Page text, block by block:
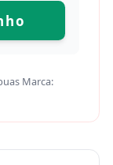
Marca: